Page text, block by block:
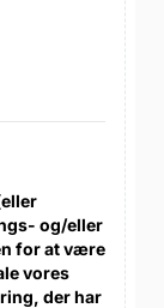
og/eller
for at være
vores
der har